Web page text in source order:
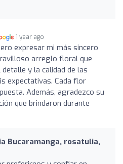
1 year ago
expresar mi más sincero
arreglo floral que
y la calidad de las
expectativas. Cada flor
Además, agradezco su
que brindaron durante
Bucaramanga, rosatulia,